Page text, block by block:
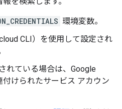
環境変数。
CLI）を使用して設定され
れている場合は、Google
付けられたサービス アカウン